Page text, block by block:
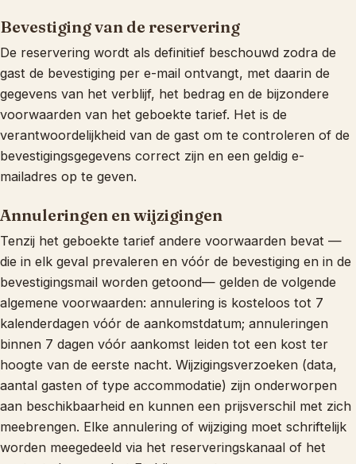
Bevestiging van de reservering
De reservering wordt als definitief beschouwd zodra de
gast de bevestiging per e-mail ontvangt, met daarin de
gegevens van het verblijf, het bedrag en de bijzondere
voorwaarden van het geboekte tarief. Het is de
verantwoordelijkheid van de gast om te controleren of de
bevestigingsgegevens correct zijn en een geldig e-
mailadres op te geven.
Annuleringen en wijzigingen
Tenzij het geboekte tarief andere voorwaarden bevat —
die in elk geval prevaleren en vóór de bevestiging en in de
bevestigingsmail worden getoond— gelden de volgende
algemene voorwaarden: annulering is kosteloos tot 7
kalenderdagen vóór de aankomstdatum; annuleringen
binnen 7 dagen vóór aankomst leiden tot een kost ter
hoogte van de eerste nacht. Wijzigingsverzoeken (data,
aantal gasten of type accommodatie) zijn onderworpen
aan beschikbaarheid en kunnen een prijsverschil met zich
meebrengen. Elke annulering of wijziging moet schriftelijk
worden meegedeeld via het reserveringskanaal of het